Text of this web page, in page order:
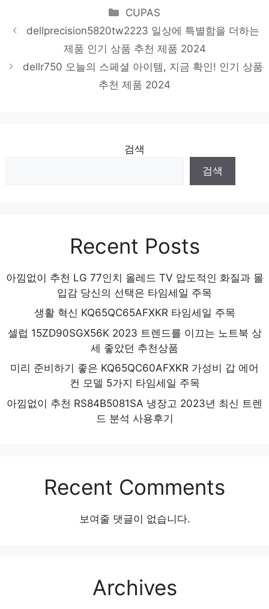
lenovop620
기분 좋아지는, 당신만의 제품 인기 상품 추천 제
품 2024
Categories
CUPAS
dellprecision5820tw2223 일상에 특별함을 더하는
제품 인기 상품 추천 제품 2024
dellr750 오늘의 스페셜 아이템, 지금 확인! 인기 상품
추천 제품 2024
검색
검색
Recent Posts
아낌없이 추천 LG 77인치 올레드 TV 압도적인 화질과 몰
입감 당신의 선택은 타임세일 주목
생활 혁신 KQ65QC65AFXKR 타임세일 주목
셀럽 15ZD90SGX56K 2023 트렌드를 이끄는 노트북 상
세 좋았던 추천상품
미리 준비하기 좋은 KQ65QC60AFXKR 가성비 갑 에어
컨 모델 5가지 타임세일 주목
아낌없이 추천 RS84B5081SA 냉장고 2023년 최신 트렌
드 분석 사용후기
Recent Comments
보여줄 댓글이 없습니다.
Archives